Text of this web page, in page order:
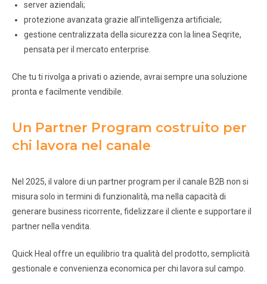
server aziendali;
protezione avanzata grazie all’intelligenza artificiale;
gestione centralizzata della sicurezza con la linea Seqrite,
pensata per il mercato enterprise.
Che tu ti rivolga a privati o aziende, avrai sempre una soluzione
pronta e facilmente vendibile.
Un Partner Program costruito per
chi lavora nel canale
Nel 2025, il valore di un partner program per il canale B2B non si
misura solo in termini di funzionalità, ma nella capacità di
generare business ricorrente, fidelizzare il cliente e supportare il
partner nella vendita.
Quick Heal offre un equilibrio tra qualità del prodotto, semplicità
gestionale e convenienza economica per chi lavora sul campo.